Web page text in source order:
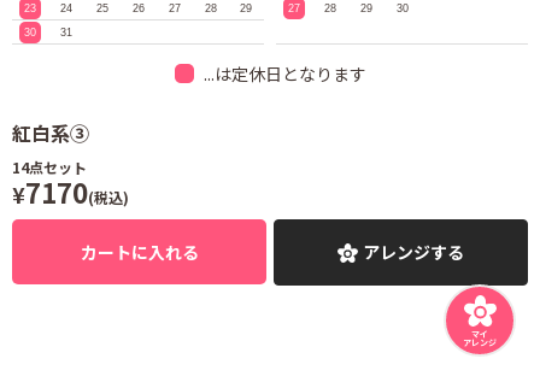
23
24 25 26 27 28
29
30
31
27
28 29 30
...は定休日となります
紅白系③
14点セット
¥7170(税込)
アレンジする
カートに入れる
マイ
アレンジ